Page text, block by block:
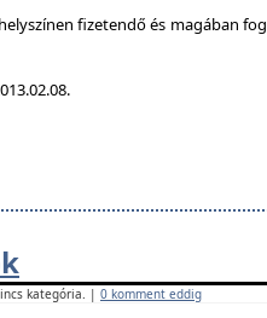
fizetendő és magában
kategória. | 0 komment eddig